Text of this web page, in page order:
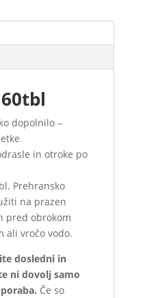
dopolnilo –
in otroke po
Prehransko
na prazen
pred obrokom
ali vročo vodo.
dosledni in
ni dovolj samo
Če so